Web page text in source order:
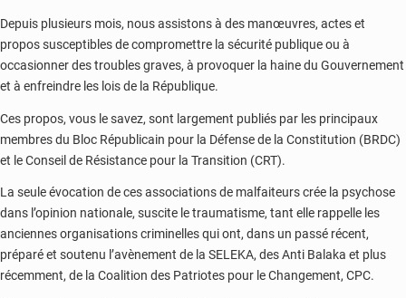
Depuis plusieurs mois, nous assistons à des manœuvres, actes et
propos susceptibles de compromettre la sécurité publique ou à
occasionner des troubles graves, à provoquer la haine du Gouvernement
et à enfreindre les lois de la République.
Ces propos, vous le savez, sont largement publiés par les principaux
membres du Bloc Républicain pour la Défense de la Constitution (BRDC)
et le Conseil de Résistance pour la Transition (CRT).
La seule évocation de ces associations de malfaiteurs crée la psychose
dans l’opinion nationale, suscite le traumatisme, tant elle rappelle les
anciennes organisations criminelles qui ont, dans un passé récent,
préparé et soutenu l’avènement de la SELEKA, des Anti Balaka et plus
récemment, de la Coalition des Patriotes pour le Changement, CPC.